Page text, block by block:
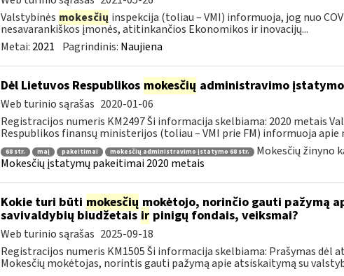
Valstybinės mokesčių inspekcija (toliau – VMI) informuoja, jog nuo
nesavarankiškos įmonės, atitinkančios Ekonomikos ir inovacijų...
Metai: 2021 Pagrindinis: Naujiena
Dėl Lietuvos Respublikos mokesčių administravimo
Web turinio sąrašas 2020-01-06
Registracijos numeris KM2497 Ši informacija skelbiama: 2020 metais
Respublikos finansų ministerijos (toliau – VMI prie FM) informuoja apie
68 str. maį pakeitimai mokesčių administravimo įstatymo 68 str. Mokesčių žinyno
Mokesčių įstatymų pakeitimai 2020 metais
Kokie turi būti mokesčiųmokėtojo, norinčio gauti pažymą
savivaldybių biudžetaisirpinigų fondais, veiksmai?
Web turinio sąrašas 2025-09-18
Registracijos numeris KM1505 Ši informacija skelbiama: Prašymas dėl
Mokesčių mokėtojas, norintis gauti pažymą apie atsiskaitymą su